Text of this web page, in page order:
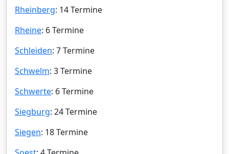
Rheinberg: 14 Termine
Rheine: 6 Termine
Schleiden: 7 Termine
Schwelm: 3 Termine
Schwerte: 6 Termine
Siegburg: 24 Termine
Siegen: 18 Termine